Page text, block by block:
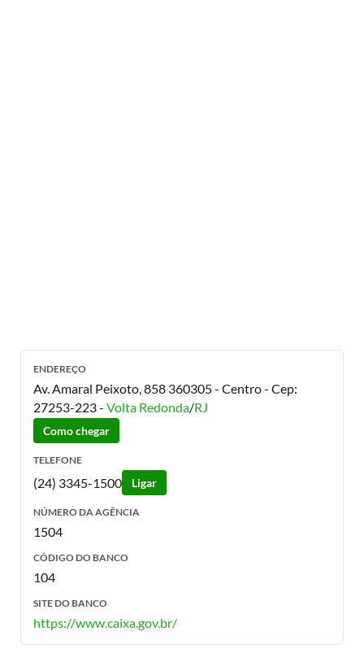
ENDEREÇO
Av. Amaral Peixoto, 858 360305 - Centro- Cep:
27253-223- Volta Redonda/RJ
Como chegar
TELEFONE
(24) 3345-1500 Ligar
NÚMERO DA AGÊNCIA
1504
CÓDIGO DO BANCO
104
SITE DO BANCO
https://www.caixa.gov.br/